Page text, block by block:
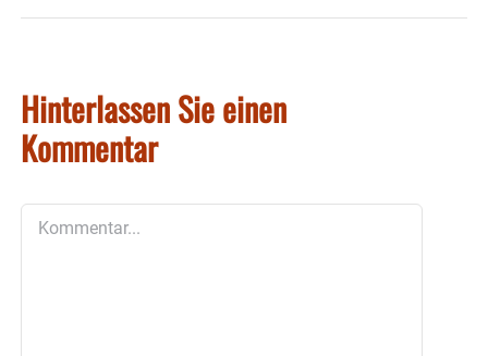
Hinterlassen Sie einen
Kommentar